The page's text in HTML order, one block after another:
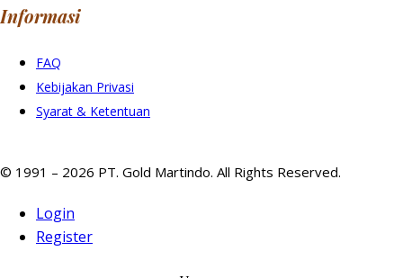
Informasi
FAQ
Kebijakan Privasi
Syarat & Ketentuan
© 1991 – 2026 PT. Gold Martindo. All Rights Reserved.
Login
Register